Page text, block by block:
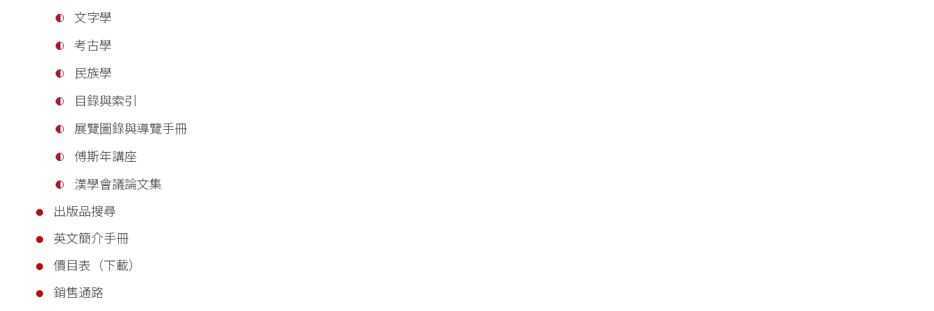
文字學
考古學
民族學
目錄與索引
展覽圖錄與導覽手冊
傅斯年講座
漢學會議論文集
出版品搜尋
英文簡介手冊
價目表（下載）
銷售通路